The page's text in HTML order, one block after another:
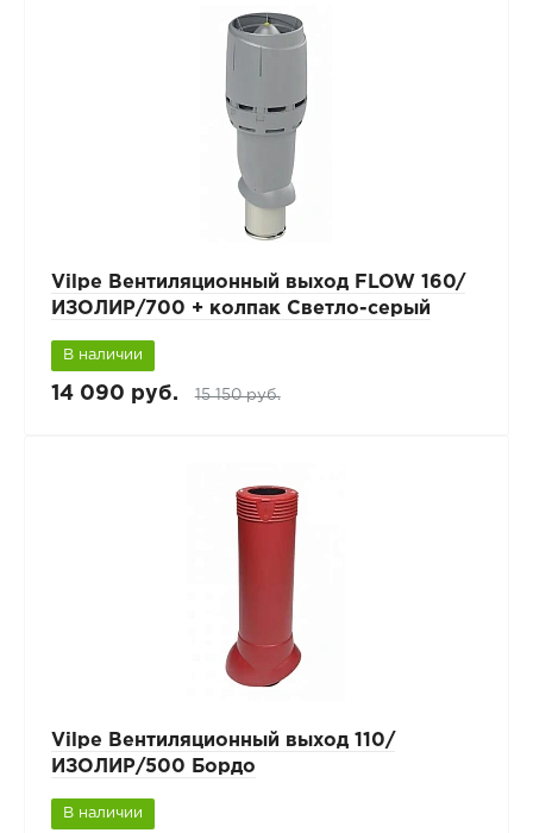
Vilpe Вентиляционный выход FLOW 160/
ИЗОЛИР/700 + колпак Светло-серый
В наличии
14 090 руб. 15 150 руб.
Vilpe Вентиляционный выход 110/
ИЗОЛИР/500 Бордо
В наличии